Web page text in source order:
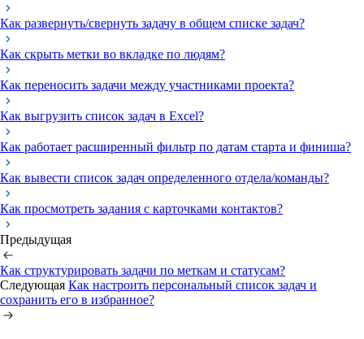
Как развернуть/свернуть задачу в общем списке задач?
Как скрыть метки во вкладке по людям?
Как переносить задачи между участниками проекта?
Как выгрузить список задач в Excel?
Как работает расширенный фильтр по датам старта и финиша?
Как вывести список задач определенного отдела/команды?
Как просмотреть задания с карточками контактов?
Предыдущая
Как структурировать задачи по меткам и статусам?
Следующая Как настроить персональный список задач и
сохранить его в избранное?